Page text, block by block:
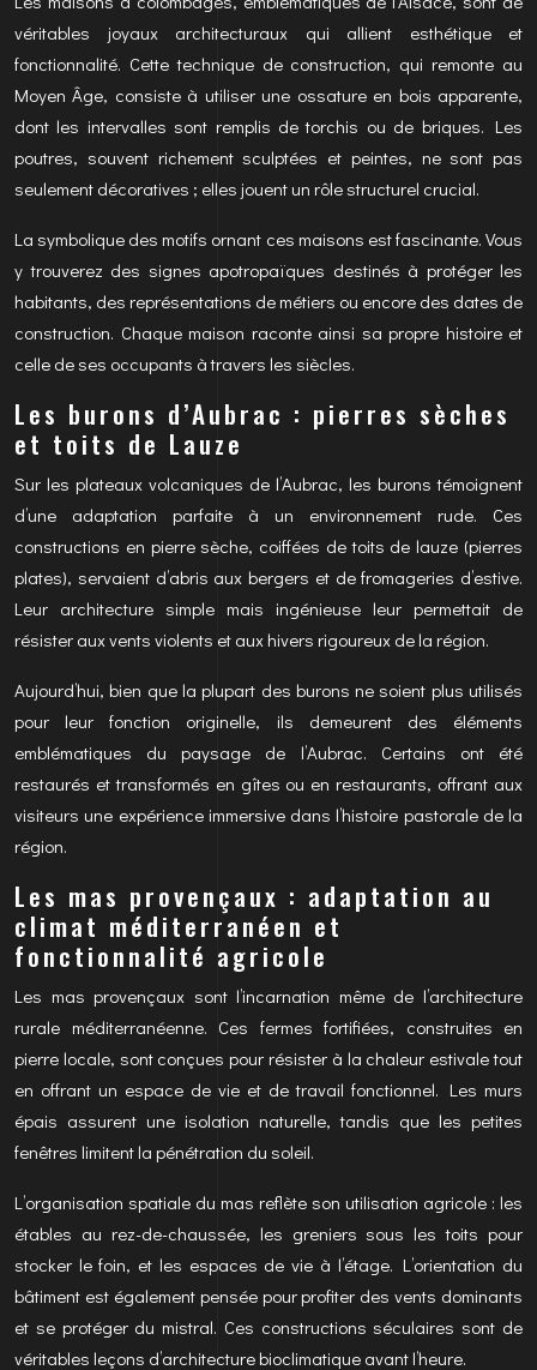
véritables joyaux architecturaux qui allient esthétique et
fonctionnalité. Cette technique de construction, qui remonte au
Moyen Âge, consiste à utiliser une ossature en bois apparente,
dont les intervalles sont remplis de torchis ou de briques. Les
poutres, souvent richement sculptées et peintes, ne sont pas
seulement décoratives ; elles jouent un rôle structurel crucial.
La symbolique des motifs ornant ces maisons est fascinante. Vous
y trouverez des signes apotropaïques destinés à protéger les
habitants, des représentations de métiers ou encore des dates de
construction. Chaque maison raconte ainsi sa propre histoire et
celle de ses occupants à travers les siècles.
Les burons d’Aubrac : pierres sèches
et toits de Lauze
Sur les plateaux volcaniques de l’Aubrac, les burons témoignent
d’une adaptation parfaite à un environnement rude. Ces
constructions en pierre sèche, coiffées de toits de lauze (pierres
plates), servaient d’abris aux bergers et de fromageries d’estive.
Leur architecture simple mais ingénieuse leur permettait de
résister aux vents violents et aux hivers rigoureux de la région.
Aujourd’hui, bien que la plupart des burons ne soient plus utilisés
pour leur fonction originelle, ils demeurent des éléments
emblématiques du paysage de l’Aubrac. Certains ont été
restaurés et transformés en gîtes ou en restaurants, offrant aux
visiteurs une expérience immersive dans l’histoire pastorale de la
région.
Les mas provençaux : adaptation au
climat méditerranéen et
fonctionnalité agricole
Les mas provençaux sont l’incarnation même de l’architecture
rurale méditerranéenne. Ces fermes fortifiées, construites en
pierre locale, sont conçues pour résister à la chaleur estivale tout
en offrant un espace de vie et de travail fonctionnel. Les murs
épais assurent une isolation naturelle, tandis que les petites
fenêtres limitent la pénétration du soleil.
L’organisation spatiale du mas reflète son utilisation agricole : les
étables au rez-de-chaussée, les greniers sous les toits pour
stocker le foin, et les espaces de vie à l’étage. L’orientation du
bâtiment est également pensée pour profiter des vents dominants
et se protéger du mistral. Ces constructions séculaires sont de
véritables leçons d’architecture bioclimatique avant l’heure.